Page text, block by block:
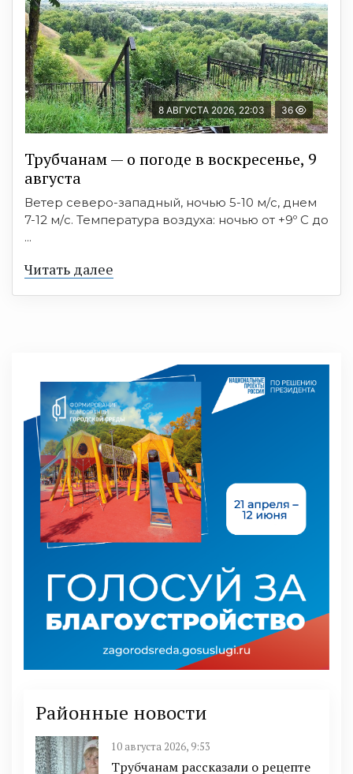
8 АВГУСТА 2026, 22:03 36
Трубчанам — о погоде в воскресенье, 9
августа
Ветер северо-западный, ночью 5-10 м/с, днем
7-12 м/с. Температура воздуха: ночью от +9º C до
...
Читать далее
Районные новости
10 августа 2026, 9:53
Трубчанам рассказали о рецепте